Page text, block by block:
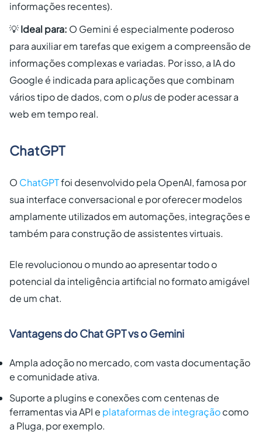
informações recentes).
💡Ideal para: O Gemini é especialmente poderoso
para auxiliar em tarefas que exigem a compreensão de
informações complexas e variadas. Por isso, a IA do
Google é indicada para aplicações que combinam
vários tipo de dados, com oplusde poder acessar a
web em tempo real.
ChatGPT
O ChatGPTfoi desenvolvido pela OpenAI, famosa por
sua interface conversacional e por oferecer modelos
amplamente utilizados em automações, integrações e
também para construção de assistentes virtuais.
Ele revolucionou o mundo ao apresentar todo o
potencial da inteligência artificial no formato amigável
de um chat.
Vantagens do Chat GPT vs o Gemini
Ampla adoção no mercado, com vasta documentação
e comunidade ativa.
Suporte a plugins e conexões com centenas de
ferramentas via API e plataformas de integraçãocomo
a Pluga, por exemplo.